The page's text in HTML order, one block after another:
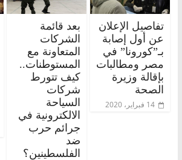
تفاصيل الإعلان
عن أول إصابة
بـ”كورونا” في
مصر ومطالبات
بإقالة وزيرة
الصحة
14 فبراير، 2020
بعد قائمة
الشركات
المتعاونة مع
المستوطنات..
كيف تتورط
شركات
السياحة
الالكترونية في
جرائم حرب
ضد
الفلسطينين؟